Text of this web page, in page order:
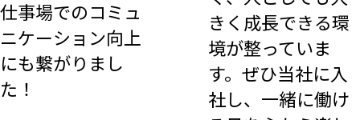
仕事場でのコミュ
ニケーション向上
にも繋がりまし
た！
きく成長できる環
境が整っていま
す。ぜひ当社に入
社し、一緒に働け